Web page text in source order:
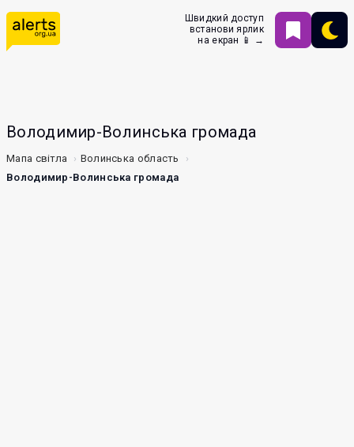
Швидкий доступ
встанови ярлик
на екран 📱 →
Володимир-Волинська громада
Мапа світла
Волинська область
Володимир-Волинська громада